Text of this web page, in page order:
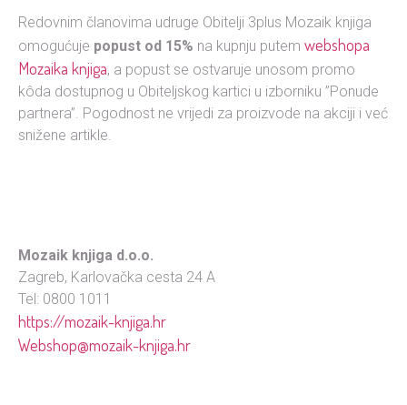
Redovnim članovima udruge Obitelji 3plus Mozaik knjiga
omogućuje popust od 15% na kupnju putem webshopa
Mozaika knjiga, a popust se ostvaruje unosom promo
kôda dostupnog u Obiteljskog kartici u izborniku ”Ponude
partnera”. Pogodnost ne vrijedi za proizvode na akciji i već
snižene artikle.
Mozaik knjiga d.o.o.
Zagreb, Karlovačka cesta 24 A
Tel: 0800 1011
https://mozaik-knjiga.hr
Webshop@mozaik-knjiga.hr